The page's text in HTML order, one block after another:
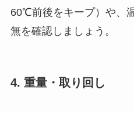
60℃前後をキープ）や、
無を確認しましょう。
4. 重量・取り回し